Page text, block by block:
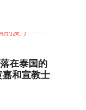
在泰国的
和宣教士